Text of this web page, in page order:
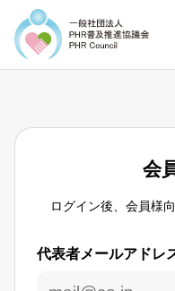
会
ログイン後、会員様
代表者メールアドレ